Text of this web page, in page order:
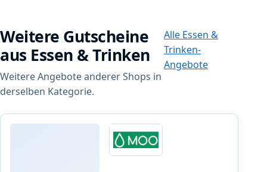
Weitere Gutscheine
aus Essen & Trinken
Weitere Angebote anderer Shops in
derselben Kategorie.
Alle Essen &
Trinken-
Angebote